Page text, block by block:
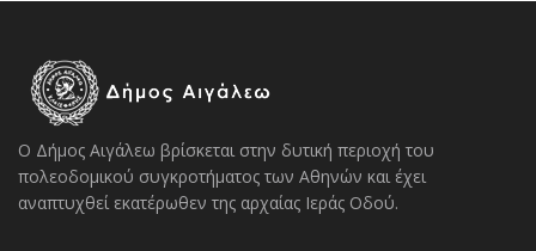
Ο Δήμος Αιγάλεω βρίσκεται στην δυτική περιοχή του
πολεοδομικού συγκροτήματος των Αθηνών και έχει
αναπτυχθεί εκατέρωθεν της αρχαίας Ιεράς Οδού.